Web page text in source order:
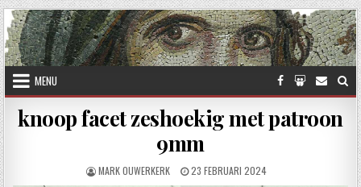
Skip to content
MENU
knoop facet zeshoekig met patroon
9mm
AUTHOR:
MARK OUWERKERK PUBLISHED DATE:
23 FEBRUARI 2024